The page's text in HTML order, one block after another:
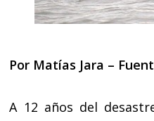
Por Matías Jara –
A 12 años del